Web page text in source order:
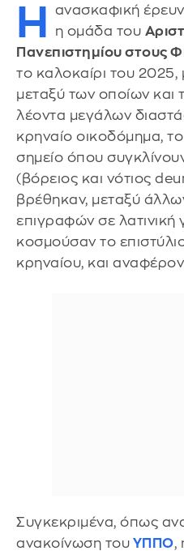
Η
ανασκαφική
η ομάδα του
Πανεπιστημίου στους
το καλοκαίρι του
μεταξύ των οποίων και
λέοντα μεγάλων
κρηναίο οικοδόμημα,
σημείο όπου
(βόρειος και νότιος
βρέθηκαν, μεταξύ
επιγραφών σε λατινική
κοσμούσαν το
κρηναίου, και
Συγκεκριμένα, όπως
ανακοίνωση του ΥΠΠΟ,